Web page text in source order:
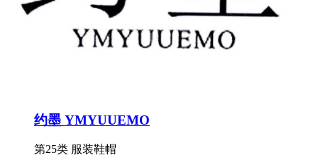
约墨 YMYUUEMO
第25类 服装鞋帽